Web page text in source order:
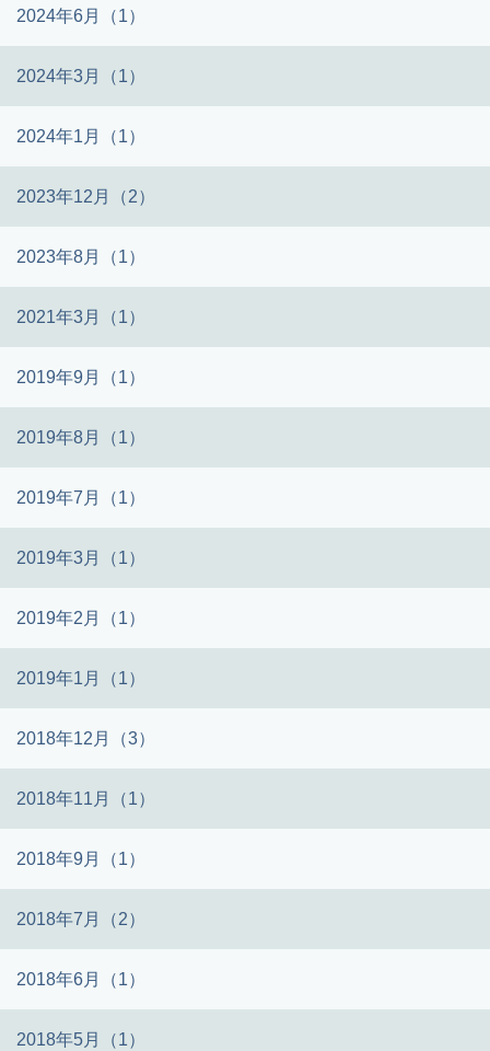
2024年6月（1）
2024年3月（1）
2024年1月（1）
2023年12月（2）
2023年8月（1）
2021年3月（1）
2019年9月（1）
2019年8月（1）
2019年7月（1）
2019年3月（1）
2019年2月（1）
2019年1月（1）
2018年12月（3）
2018年11月（1）
2018年9月（1）
2018年7月（2）
2018年6月（1）
2018年5月（1）